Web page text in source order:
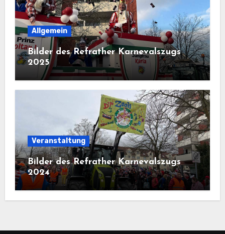
Allgemein
Bilder des Refrather Karnevalszugs
2025
Veranstaltung
Bilder des Refrather Karnevalszugs
2024